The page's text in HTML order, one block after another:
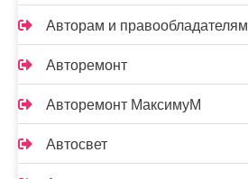
Авторам и правообладателям
Авторемонт
Авторемонт МаксимуМ
Автосвет